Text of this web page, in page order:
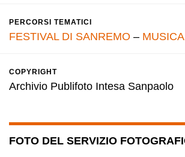
PERCORSI TEMATICI
FESTIVAL DI SANREMO – MUSICA
COPYRIGHT
Archivio Publifoto Intesa Sanpaolo
FOTO DEL SERVIZIO